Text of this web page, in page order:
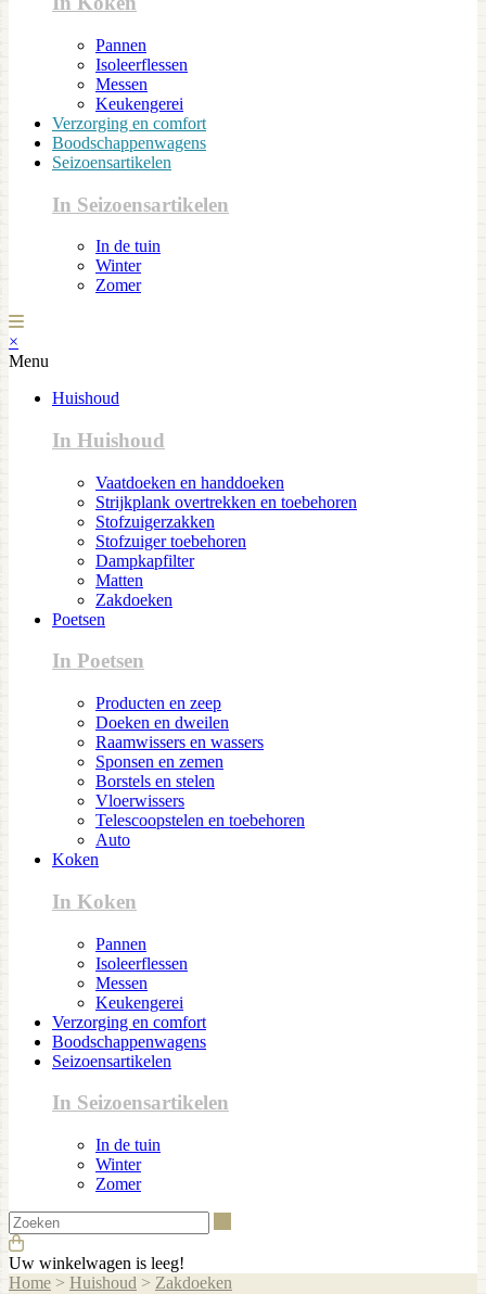
Pannen
Isoleerflessen
Messen
Keukengerei
Verzorging en comfort
Boodschappenwagens
Seizoensartikelen
In Seizoensartikelen
In de tuin
Winter
Zomer
×
Menu
Huishoud
In Huishoud
Vaatdoeken en handdoeken
Strijkplank overtrekken en toebehoren
Stofzuigerzakken
Stofzuiger toebehoren
Dampkapfilter
Matten
Zakdoeken
Poetsen
In Poetsen
Producten en zeep
Doeken en dweilen
Raamwissers en wassers
Sponsen en zemen
Borstels en stelen
Vloerwissers
Telescoopstelen en toebehoren
Auto
Koken
In Koken
Pannen
Isoleerflessen
Messen
Keukengerei
Verzorging en comfort
Boodschappenwagens
Seizoensartikelen
In Seizoensartikelen
In de tuin
Winter
Zomer
Uw winkelwagen is leeg!
Home > Huishoud > Zakdoeken